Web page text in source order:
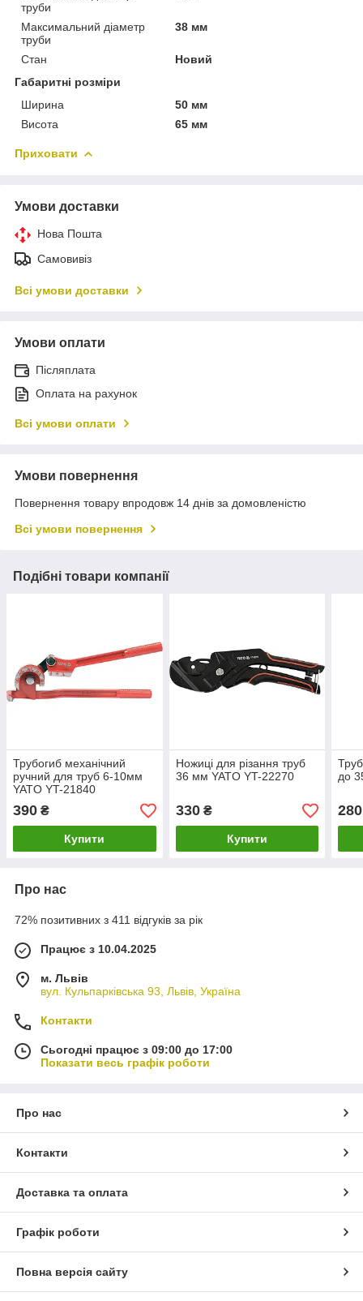
труби
Максимальний діаметр
труби
38 мм
Стан
Новий
Габаритні розміри
Ширина
50 мм
Висота
65 мм
Приховати
Умови доставки
Нова Пошта
Самовивіз
Всі умови доставки
Умови оплати
Післяплата
Оплата на рахунок
Всі умови оплати
Умови повернення
Повернення товару впродовж 14 днів за домовленістю
Всі умови повернення
Подібні товари компанії
Трубогиб механічний
ручний для труб 6-10мм
YATO YT-21840
390 ₴
Купити
Ножиці для різання труб
36 мм YATO YT-22270
330₴
Купити
до
280
Про нас
72% позитивних з 411 відгуків за рік
Працює з 10.04.2025
м. Львів
вул. Кульпарківська 93, Львів, Україна
Контакти
Сьогодні працює з 09:00 до 17:00
Показати весь графік роботи
Про нас
Контакти
Доставка та оплата
Графік роботи
Повна версія сайту